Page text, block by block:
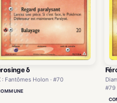
δ
: Fantômes Holon · #70
#79